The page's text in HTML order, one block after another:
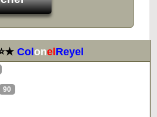
ColonelReyel
90